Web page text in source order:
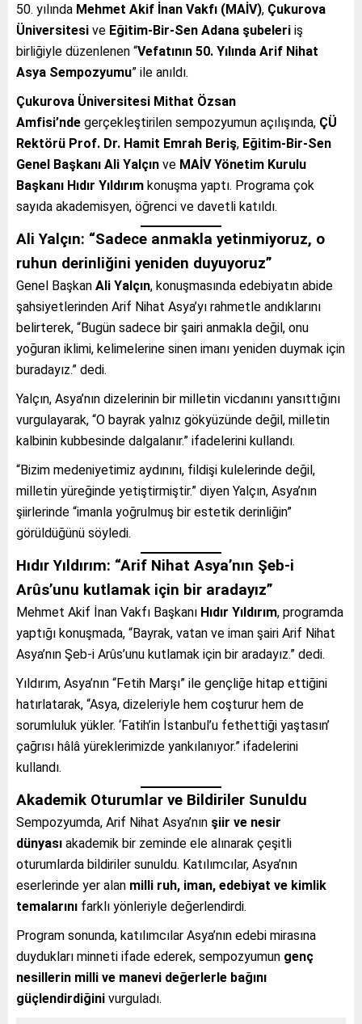
50. yılında Mehmet Akif İnan Vakfı (MAİV), Çukurova
Üniversitesi ve Eğitim-Bir-Sen Adana şubeleri iş
birliğiyle düzenlenen “Vefatının 50. Yılında Arif Nihat
Asya Sempozyumu” ile anıldı.
Çukurova Üniversitesi Mithat Özsan
Amfisi’nde gerçekleştirilen sempozyumun açılışında, ÇÜ
Rektörü Prof. Dr. Hamit Emrah Beriş, Eğitim-Bir-Sen
Genel Başkanı Ali Yalçın ve MAİV Yönetim Kurulu
Başkanı Hıdır Yıldırım konuşma yaptı. Programa çok
sayıda akademisyen, öğrenci ve davetli katıldı.
Ali Yalçın: “Sadece anmakla yetinmiyoruz, o
ruhun derinliğini yeniden duyuyoruz”
Genel Başkan Ali Yalçın, konuşmasında edebiyatın abide
şahsiyetlerinden Arif Nihat Asya’yı rahmetle andıklarını
belirterek, “Bugün sadece bir şairi anmakla değil, onu
yoğuran iklimi, kelimelerine sinen imanı yeniden duymak için
buradayız.” dedi.
Yalçın, Asya’nın dizelerinin bir milletin vicdanını yansıttığını
vurgulayarak, “O bayrak yalnız gökyüzünde değil, milletin
kalbinin kubbesinde dalgalanır.” ifadelerini kullandı.
“Bizim medeniyetimiz aydınını, fildişi kulelerinde değil,
milletin yüreğinde yetiştirmiştir.” diyen Yalçın, Asya’nın
şiirlerinde “imanla yoğrulmuş bir estetik derinliğin”
görüldüğünü söyledi.
Hıdır Yıldırım: “Arif Nihat Asya’nın Şeb-i
Arûs’unu kutlamak için bir aradayız”
Mehmet Akif İnan Vakfı Başkanı Hıdır Yıldırım, programda
yaptığı konuşmada, “Bayrak, vatan ve iman şairi Arif Nihat
Asya’nın Şeb-i Arûs’unu kutlamak için bir aradayız.” dedi.
Yıldırım, Asya’nın “Fetih Marşı” ile gençliğe hitap ettiğini
hatırlatarak, “Asya, dizeleriyle hem coşturur hem de
sorumluluk yükler. ‘Fatih’in İstanbul’u fethettiği yaştasın’
çağrısı hâlâ yüreklerimizde yankılanıyor.” ifadelerini
kullandı.
Akademik Oturumlar ve Bildiriler Sunuldu
Sempozyumda, Arif Nihat Asya’nın şiir ve nesir
dünyası akademik bir zeminde ele alınarak çeşitli
oturumlarda bildiriler sunuldu. Katılımcılar, Asya’nın
eserlerinde yer alan milli ruh, iman, edebiyat ve kimlik
temalarını farklı yönleriyle değerlendirdi.
Program sonunda, katılımcılar Asya’nın edebi mirasına
duydukları minneti ifade ederek, sempozyumun genç
nesillerin milli ve manevi değerlerle bağını
güçlendirdiğini vurguladı.